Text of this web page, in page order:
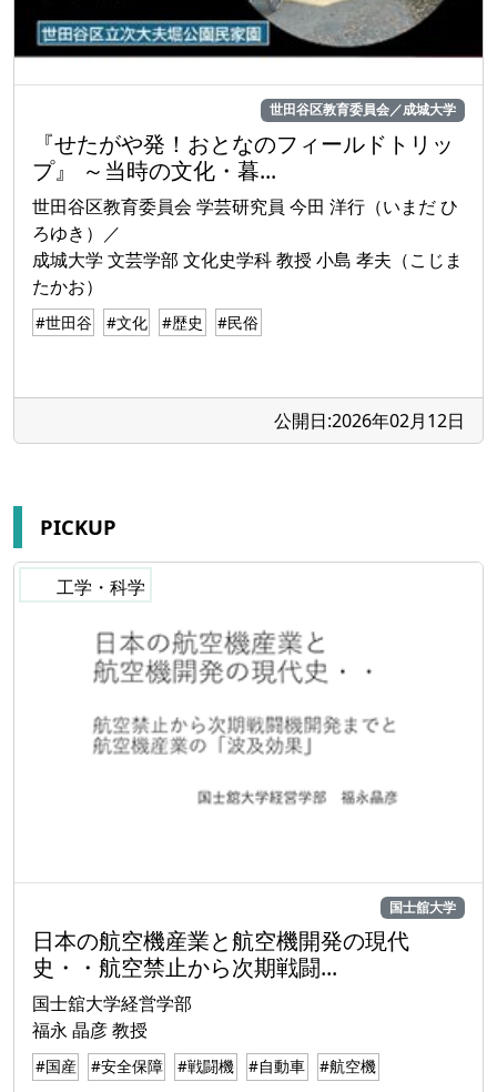
世田谷区教育委員会／成城大学
『せたがや発！おとなのフィールドトリッ
プ』 ～当時の文化・暮...
世田谷区教育委員会 学芸研究員 今田 洋行（いまだ ひ
ろゆき）／
成城大学 文芸学部 文化史学科 教授 小島 孝夫（こじま
たかお）
#世田谷 #文化 #歴史 #民俗
公開日:2026年02月12日
PICKUP
国士舘大学
日本の航空機産業と航空機開発の現代
史・・航空禁止から次期戦闘...
国士舘大学経営学部
福永 晶彦 教授
#国産 #安全保障 #戦闘機 #自動車 #航空機